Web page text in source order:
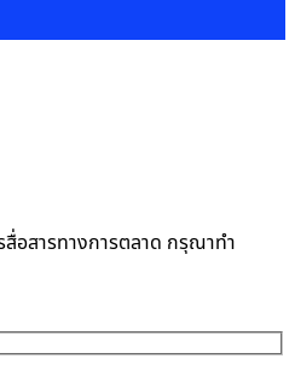
สื่อสารทางการตลาด กรุณาทำ